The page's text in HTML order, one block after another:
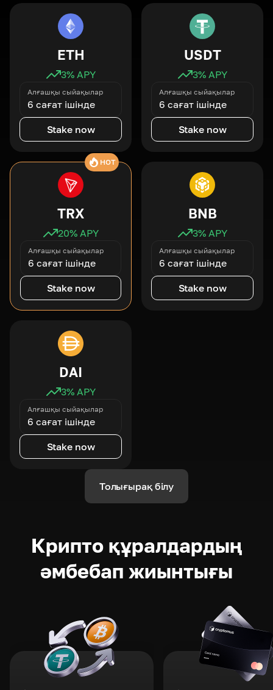
ETH
3% APY
Алғашқы сыйақылар
6 сағат ішінде
Stake now
USDT
3% APY
Алғашқы сыйақылар
6 сағат ішінде
Stake now
HOT
TRX
20% APY
Алғашқы сыйақылар
6 сағат ішінде
Stake now
BNB
3% APY
Алғашқы сыйақылар
6 сағат ішінде
Stake now
DAI
3% APY
Алғашқы сыйақылар
6 сағат ішінде
Stake now
Толығырақ білу
Крипто құралдардың
әмбебап жиынтығы